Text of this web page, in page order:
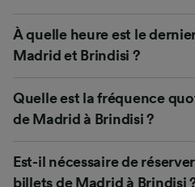
À quelle heure est le
Madrid et Brindisi ?
Quelle est la fréquence
de Madrid à Brindisi ?
Est-il nécessaire de
billets de Madrid à Brindisi